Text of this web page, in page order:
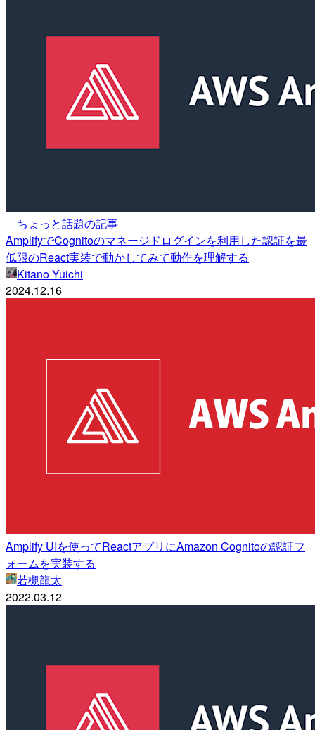
ちょっと話題の記事
AmplifyでCognitoのマネージドログインを利用した認証を最
低限のReact実装で動かしてみて動作を理解する
Kitano Yuichi
2024.12.16
Amplify UIを使ってReactアプリにAmazon Cognitoの認証フ
ォームを実装する
若槻龍太
2022.03.12